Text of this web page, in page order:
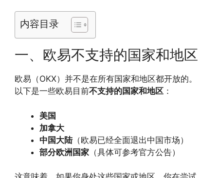
内容目录
一、欧易不支持的国家和地区
欧易（OKX）并不是在所有国家和地区都开放的。
以下是一些欧易目前不支持的国家和地区 ：
美国
加拿大
中国大陆（欧易已经全面退出中国市场）
部分欧洲国家 （具体可参考官方公告）